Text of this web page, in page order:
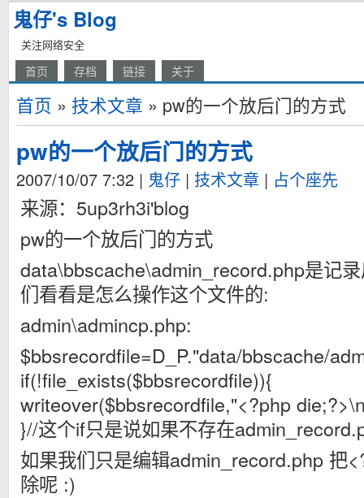
鬼仔's Blog
关注网络安全
首页 存档 链接 关于
首页 » 技术文章 » pw的一个放后门的方式
pw的一个放后门的方式
2007/10/07 7:32 | 鬼仔 | 技术文章 | 占个座先
来源：5up3rh3i'blog
pw的一个放后门的方式
data\bbscache\admin_record.php是记
们看看是怎么操作这个文件的:
admin\admincp.php:
$bbsrecordfile=D_P."data/bbscache/
if(!file_exists($bbsrecordfile)){
writeover($bbsrecordfile,"<?php
}//这个if只是说如果不存在
如果我们只是编辑admin_record.php 把
除呢 :)